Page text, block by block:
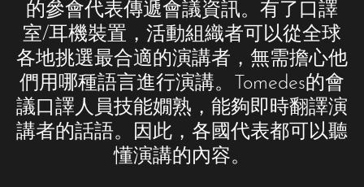
的參會代表傳遞會議資訊。有了口譯
室/耳機裝置，活動組織者可以從全球
各地挑選最合適的演講者，無需擔心他
們用哪種語言進行演講。Tomedes的會
議口譯人員技能嫺熟，能夠即時翻譯演
講者的話語。因此，各國代表都可以聽
懂演講的內容。